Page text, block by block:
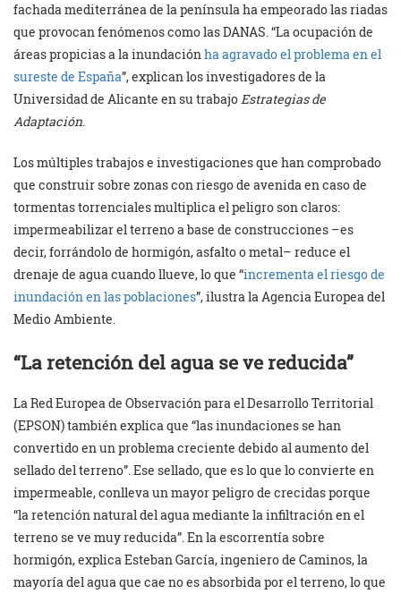
fachada mediterránea de la península ha empeorado las riadas
que provocan fenómenos como las DANAS. “La ocupación de
áreas propicias a la inundaciónha agravado el problema en el
sureste de España”, explican los investigadores de la
Universidad de Alicante en su trabajoEstrategias de
Adaptación.
Los múltiples trabajos e investigaciones que han comprobado
que construir sobre zonas con riesgo de avenida en caso de
tormentas torrenciales multiplica el peligro son claros:
impermeabilizar el terreno a base de construcciones –es
decir, forrándolo de hormigón, asfalto o metal– reduce el
drenaje de agua cuando llueve, lo que “incrementa el riesgo de
inundación en las poblaciones”, ilustra la Agencia Europea del
Medio Ambiente.
“La retención del agua se ve reducida”
La Red Europea de Observación para el Desarrollo Territorial
(EPSON) también explica que “las inundaciones se han
convertido en un problema creciente debido al aumento del
sellado del terreno”. Ese sellado, que es lo que lo convierte en
impermeable, conlleva un mayor peligro de crecidas porque
“la retención natural del agua mediante la infiltración en el
terreno se ve muy reducida”. En la escorrentía sobre
hormigón, explica Esteban García, ingeniero de Caminos, la
mayoría del agua que cae no es absorbida por el terreno, lo que